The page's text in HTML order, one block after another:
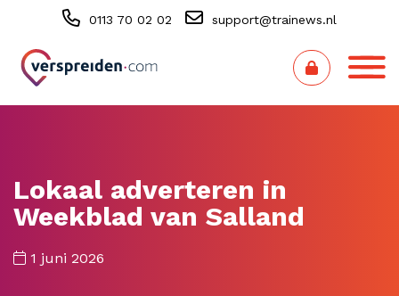
0113 70 02 02 support@trainews.nl
Lokaal adverteren in
Weekblad van Salland
1 juni 2026